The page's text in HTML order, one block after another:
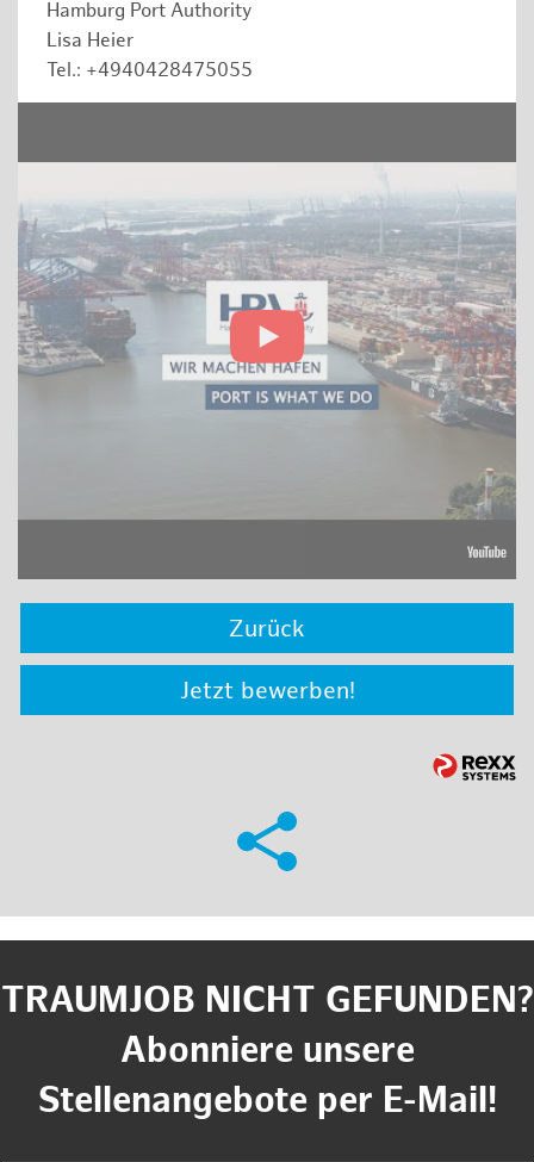
Hamburg Port Authority
Lisa Heier
Tel.: +4940428475055
Zurück
Jetzt bewerben!
TRAUMJOB NICHT GEFUNDEN?
Abonniere unsere
Stellenangebote per E-Mail!